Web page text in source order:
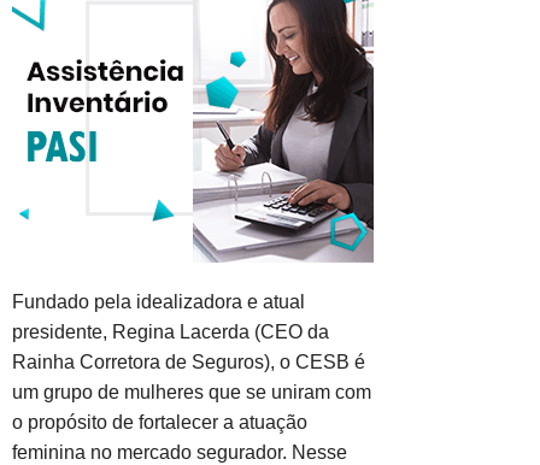
Fundado pela idealizadora e atual
presidente, Regina Lacerda (CEO da
Rainha Corretora de Seguros), o CESB é
um grupo de mulheres que se uniram com
o propósito de fortalecer a atuação
feminina no mercado segurador. Nesse